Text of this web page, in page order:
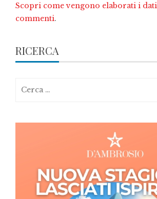
Scopri come vengono elaborati i
commenti.
RICERCA